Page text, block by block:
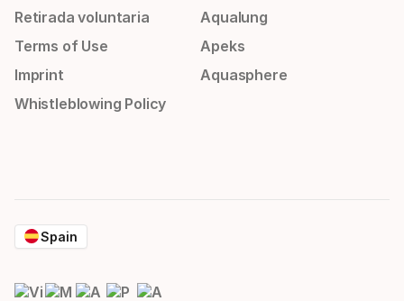
Retirada voluntaria
Terms of Use
Imprint
Whistleblowing Policy
Aqualung
Apeks
Aquasphere
Spain